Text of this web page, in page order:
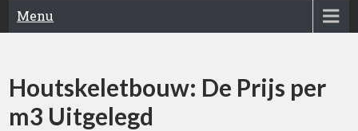
Menu
Houtskeletbouw: De Prijs per
m3 Uitgelegd